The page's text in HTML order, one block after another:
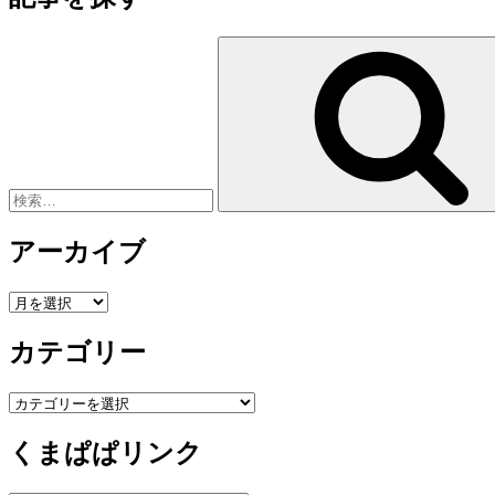
アーカイブ
ア
カ
イ
ブ
カテゴリー
カ
ゴ
リ
くまぱぱリンク